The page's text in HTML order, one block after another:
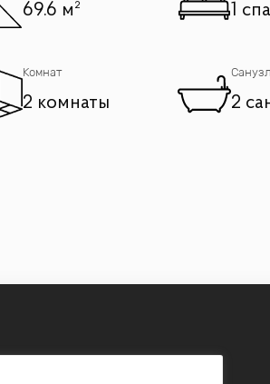
наполнено светом и
69.6 м² 1
Комнат
2 комнаты 2